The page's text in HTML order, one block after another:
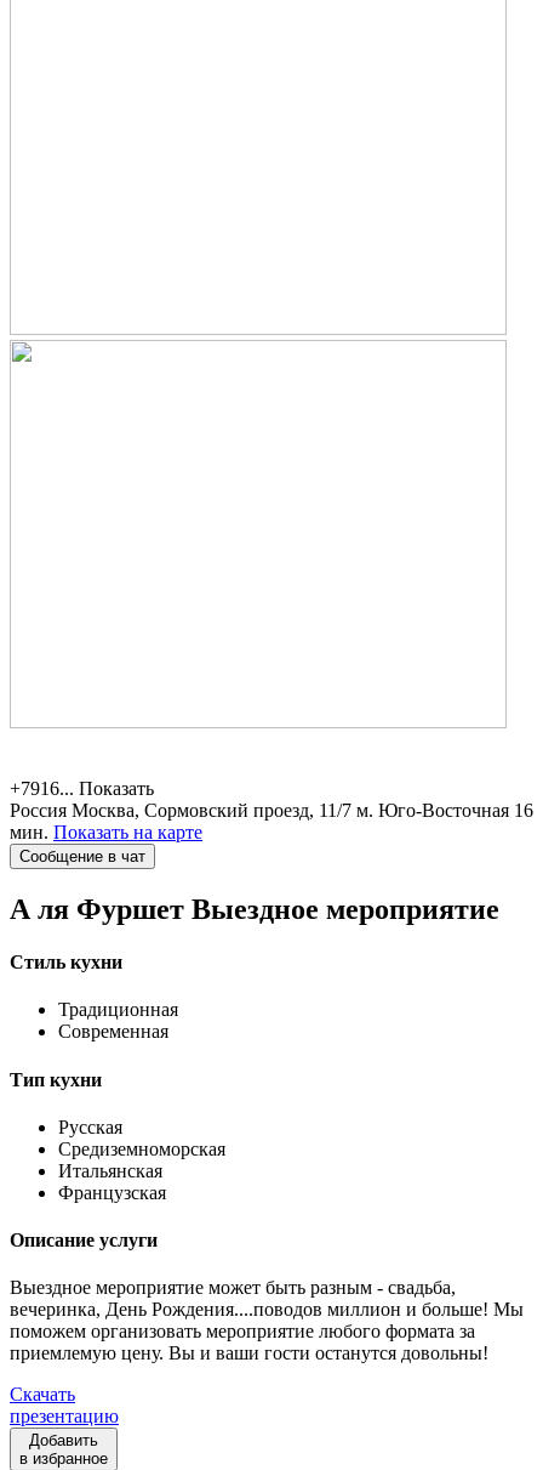
+7916... Показать
Россия Москва, Сормовский проезд, 11/7 м. Юго-Восточная 16
мин. Показать на карте
Сообщение в чат
А ля Фуршет Выездное мероприятие
Стиль кухни
Традиционная
Современная
Тип кухни
Русская
Средиземноморская
Итальянская
Французская
Описание услуги
Выездное мероприятие может быть разным - свадьба,
вечеринка, День Рождения....поводов миллион и больше! Мы
поможем организовать мероприятие любого формата за
приемлемую цену. Вы и ваши гости останутся довольны!
Скачать
презентацию
Добавить
в избранное